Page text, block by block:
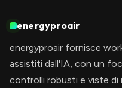
energyproair
energyproair fornisce
assistiti dall'IA, con un
controlli robusti e viste di